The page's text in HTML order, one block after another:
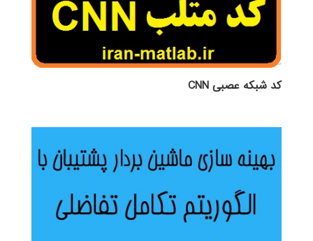
کد شبکه عصبی CNN